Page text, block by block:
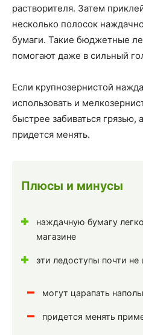
растворителя. Затем
несколько полосок
бумаги. Такие бюджетные
помогают даже в сильный
Если крупнозернистой
использовать и
быстрее забиваться грязью,
придется менять.
Плюсы и минусы
наждачную бумагу
магазине
эти ледоступы почти
могут царапать
придется менять